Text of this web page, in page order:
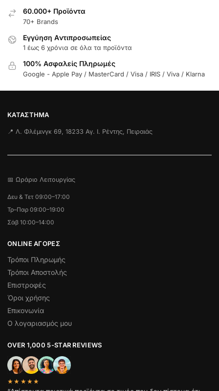
60.000+ Προϊόντα
70+ Brands
Εγγύηση Aντιπροσωπείας
1 έως 6 χρόνια σε όλα τα προϊόντα
100% Ασφαλείς Πληρωμές
Google - Apple Pay / MasterCard / Visa / IRIS / Viva / Klarna
ΚΑΤΆΣΤΗΜΑ
📍 Λ. Φλέμινγκ 69, 18233 Αγ. Ι. Ρέντης, Πειραιάς
📅 Ωράριο Λειτουργίας
Δευ & Τετ 09:00–17:00
Τρ–Παρ 09:00–19:00
Σάβ 10:00–14:00
ONLINE ΑΓΟΡΕΣ
Τρόποι Πληρωμής
Τρόποι Αποστολής
Επιστροφές
Όροι χρήσης
Επικονωνία
Ο λογαριασμός μου
OVER 1,000 5-STAR REVIEWS
★★★★★